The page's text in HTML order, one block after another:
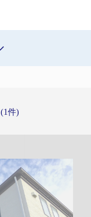
(1件)